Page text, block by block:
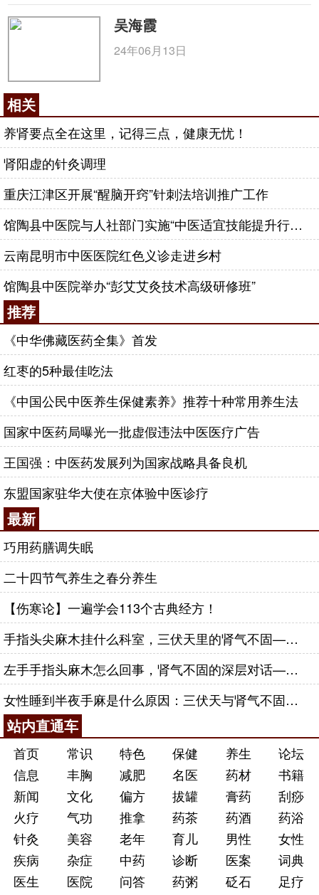
吴海霞
24年06月13日
相关
养肾要点全在这里，记得三点，健康无忧！
肾阳虚的针灸调理
重庆江津区开展“醒脑开窍”针刺法培训推广工作
馆陶县中医院与人社部门实施“中医适宜技能提升行动”实践与思考
云南昆明市中医医院红色义诊走进乡村
馆陶县中医院举办“彭艾艾灸技术高级研修班”
推荐
《中华佛藏医药全集》首发
红枣的5种最佳吃法
《中国公民中医养生保健素养》推荐十种常用养生法
国家中医药局曝光一批虚假违法中医医疗广告
王国强：中医药发展列为国家战略具备良机
东盟国家驻华大使在京体验中医诊疗
最新
巧用药膳调失眠
二十四节气养生之春分养生
【伤寒论】一遍学会113个古典经方！
手指头尖麻木挂什么科室，三伏天里的肾气不固——肾合jjn
左手手指头麻木怎么回事，肾气不固的深层对话——肾合jjn
女性睡到半夜手麻是什么原因：三伏天与肾气不固的深层对话
站内直通车
首页 常识 特色 保健 养生
论坛
信息
丰胸 减肥 名医 药材
书籍
新闻
文化 偏方 拔罐 膏药
刮痧
火疗
气功 推拿 药茶 药酒
药浴
针灸
美容 老年 育儿 男性
女性
疾病
杂症 中药 诊断 医案
词典
医生
医院 问答 药粥 砭石 足疗